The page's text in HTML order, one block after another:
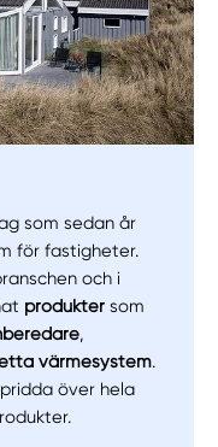
som sedan år
för fastigheter.
och i
produktersom
,
värmesystem.
över hela